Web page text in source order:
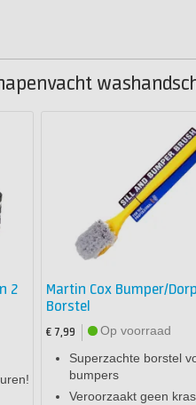
2
Martin Cox Bumper/
Borstel
€ 7,99
Op voorraad
Superzachte borstel
bumpers
Veroorzaakt geen